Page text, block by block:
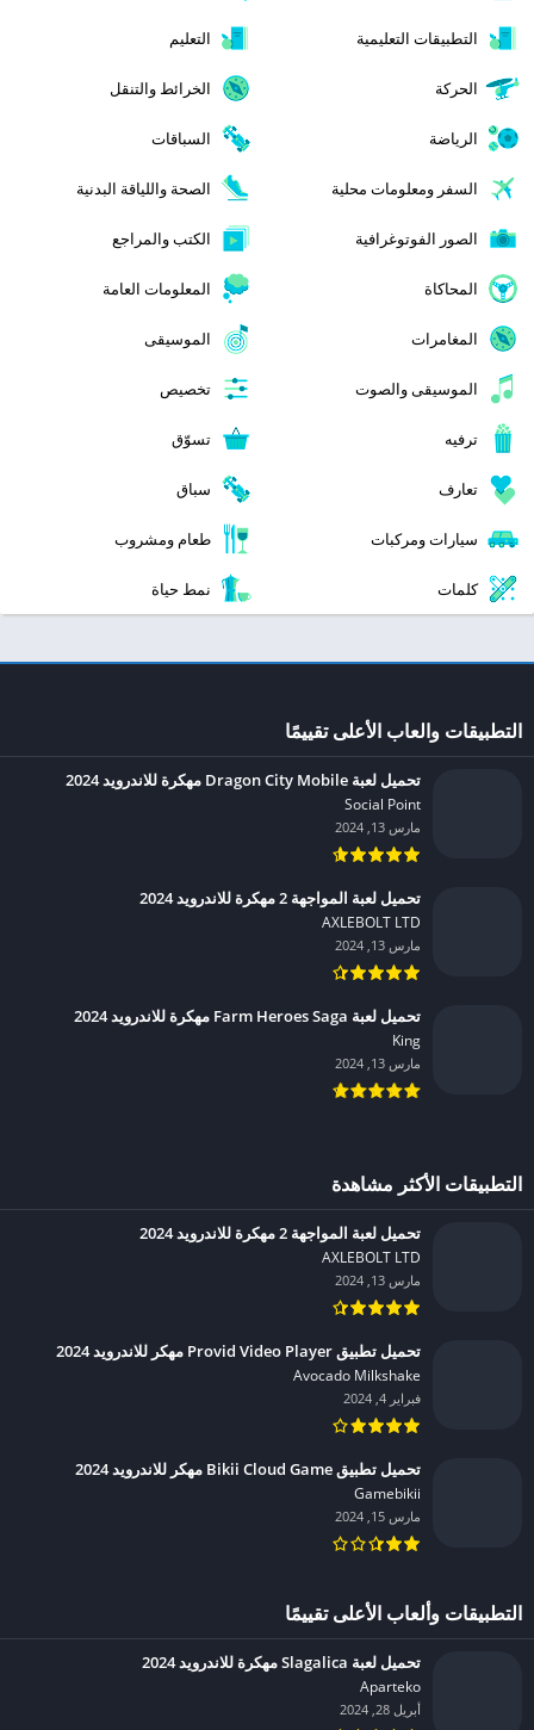
التطبيقات التعليمية التعليم
الحركة الخرائط والتنقل
الرياضة السباقات
السفر ومعلومات محلية الصحة واللياقة البدنية
الصور الفوتوغرافية الكتب والمراجع
المحاكاة المعلومات العامة
المغامرات الموسيقى
الموسيقى والصوت تخصيص
ترفيه تسوّق
تعارف سباق
سيارات ومركبات طعام ومشروب
كلمات نمط حياة
التطبيقات والعاب الأعلى تقييمًا
تحميل لعبة Dragon City Mobile مهكرة للاندرويد 2024
Social Point‏
مارس 13, 2024
تحميل لعبة المواجهة 2 مهكرة للاندرويد 2024
AXLEBOLT LTD‏
مارس 13, 2024
تحميل لعبة Farm Heroes Saga مهكرة للاندرويد 2024
King‏
مارس 13, 2024
التطبيقات الأكثر مشاهدة
تحميل لعبة المواجهة 2 مهكرة للاندرويد 2024
AXLEBOLT LTD‏
مارس 13, 2024
تحميل تطبيق Provid Video Player مهكر للاندرويد 2024
Avocado Milkshake‏
فبراير 4, 2024
تحميل تطبيق Bikii Cloud Game مهكر للاندرويد 2024
Gamebikii‏
مارس 15, 2024
التطبيقات وألعاب الأعلى تقييمًا
تحميل لعبة Slagalica مهكرة للاندرويد 2024
Aparteko‏
أبريل 28, 2024